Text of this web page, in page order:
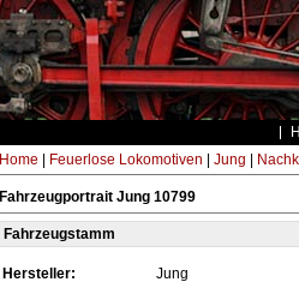
Home Feuerlose Lokomotiven Jung
Fahrzeugportrait Jung 10799
Fahrzeugstamm
Hersteller:
Jung